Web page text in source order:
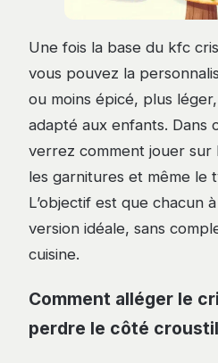
Une fois la base du kfc
vous pouvez la
ou moins épicé, plus
adapté aux enfants. Dans
verrez comment jouer sur
les garnitures et même le
L’objectif est que chacun
version idéale, sans
cuisine.
Comment alléger le
perdre le côté